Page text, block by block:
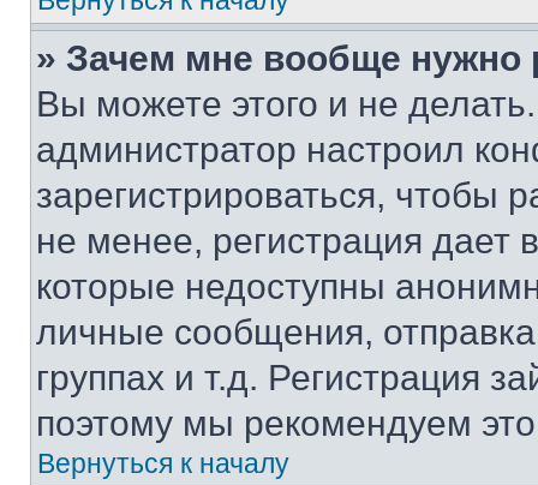
» Зачем мне вообще нужно
Вы можете этого и не
администратор настроил
зарегистрироваться, чтобы
не менее, регистрация
которые недоступны
личные сообщения,
группах и т.д. Регистрация
поэтому мы рекомендуем
Вернуться к началу